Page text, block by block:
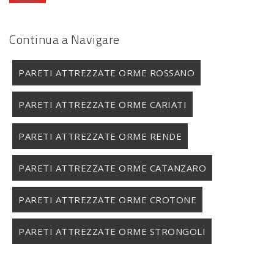
Continua a Navigare
PARETI ATTREZZATE ORME ROSSANO
PARETI ATTREZZATE ORME CARIATI
PARETI ATTREZZATE ORME RENDE
PARETI ATTREZZATE ORME CATANZARO
PARETI ATTREZZATE ORME CROTONE
PARETI ATTREZZATE ORME STRONGOLI